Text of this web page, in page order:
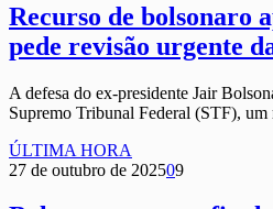
Recurso de bolsonaro
pede revisão urgente
A defesa do ex-presidente Jair
Supremo Tribunal Federal (STF),
ÚLTIMA HORA
27 de outubro de 202509